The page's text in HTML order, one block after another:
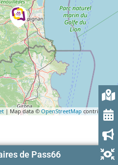
| Map data ©OpenStreetMap contributors
de Pass66